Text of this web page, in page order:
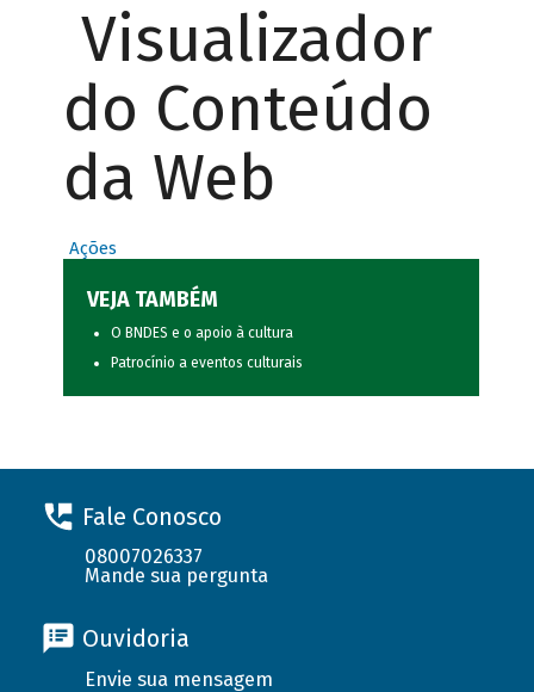
Visualizador
do Conteúdo
da Web
Ações
VEJA TAMBÉM
O BNDES e o apoio à cultura
Patrocínio a eventos culturais
Fale Conosco
08007026337
Mande sua pergunta
Ouvidoria
Envie sua mensagem